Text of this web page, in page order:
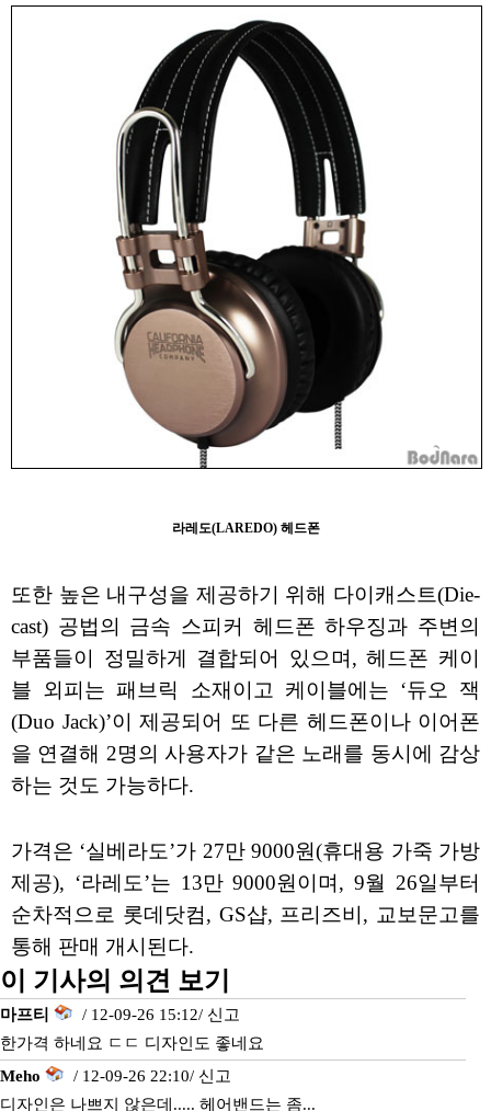
라레도(LAREDO) 헤드폰
또한 높은 내구성을 제공하기 위해 다이캐스트(Die-
cast) 공법의 금속 스피커 헤드폰 하우징과 주변의
부품들이 정밀하게 결합되어 있으며, 헤드폰 케이
블 외피는 패브릭 소재이고 케이블에는 ‘듀오 잭
(Duo Jack)’이 제공되어 또 다른 헤드폰이나 이어폰
을 연결해 2명의 사용자가 같은 노래를 동시에 감상
하는 것도 가능하다.
가격은 ‘실베라도’가 27만 9000원(휴대용 가죽 가방
제공), ‘라레도’는 13만 9000원이며, 9월 26일부터
순차적으로 롯데닷컴, GS샵, 프리즈비, 교보문고를
통해 판매 개시된다.
이 기사의 의견 보기
마프티 / 12-09-26 15:12/ 신고
한가격 하네요 ㄷㄷ 디자인도 좋네요
Meho
/ 12-09-26 22:10/ 신고
디자인은 나쁘지 않은데..... 헤어밴드는 좀...